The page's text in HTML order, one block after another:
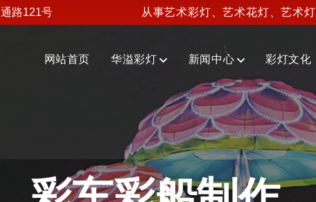
路121号 从事艺术彩灯、艺术花灯、艺术
网站首页 华溢彩灯 新闻中心 彩灯文化